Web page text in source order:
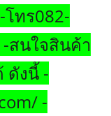
ทร082-
สนใจสินค้า
ดังนี้ -
-